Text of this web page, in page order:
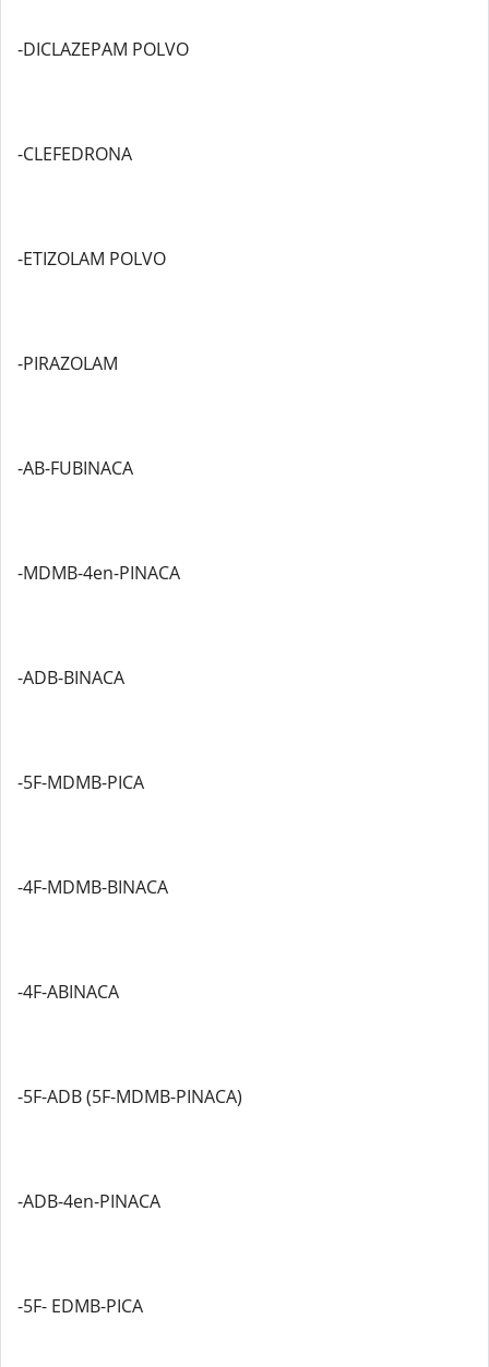
-DICLAZEPAM POLVO
-CLEFEDRONA
-ETIZOLAM POLVO
-PIRAZOLAM
-AB-FUBINACA
-MDMB-4en-PINACA
-ADB-BINACA
-5F-MDMB-PICA
-4F-MDMB-BINACA
-4F-ABINACA
-5F-ADB (5F-MDMB-PINACA)
-ADB-4en-PINACA
-5F- EDMB-PICA